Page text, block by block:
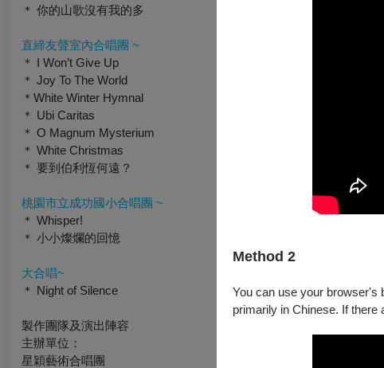
Method 2
You can use your browser's
primarily in Chinese. If there
＊ 你的山歌沒有我的多
直締友聲室內合唱團 ~
＊ I Won’t Give Up
＊ Joy To The World
＊White Winter Hymnal
＊ Ubi Caritas
＊ O Magnum Mysterium
＊ White Christmas
＊ 要到伯利恆何遠？
桃園市立成功國小合唱團 ~
＊ Whisper!
＊ 小小燦爛的回憶
大合唱~
＊ Night of Silence
製作團隊及演出陣容
主辦單位：
星穎藝術合唱團